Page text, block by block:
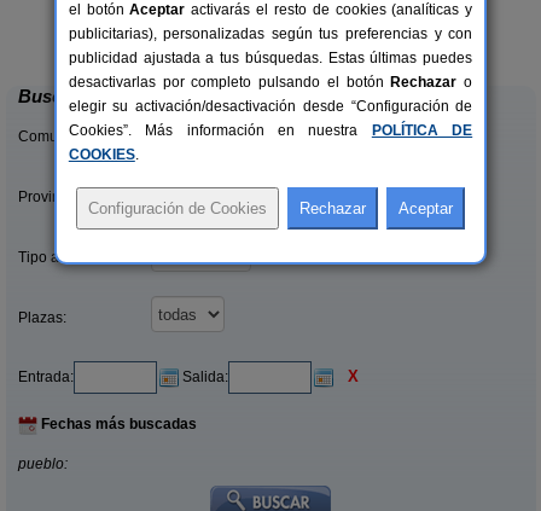
15-20+7 pers.
desde25 €
Alojamiento Los Valeros
Beas de Segura (Jaén)
Buscar
Comunidades:
Provincias/Islas:
Tipo alquiler:
Plazas:
Entrada: Salida: X
Fechas más buscadas
pueblo:
el botónAceptar activarás el resto de cookies (analíticas y
publicitarias), personalizadas según tus preferencias y con
publicidad ajustada a tus búsquedas. Estas últimas puedes
desactivarlas por completo pulsando el botón Rechazar o
elegir su activación/desactivación desde “Configuración de
Cookies”. Más información en nuestra
POLÍTICA DE
COOKIES.